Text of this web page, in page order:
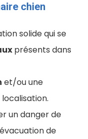
chien
solide qui se
présents dans
et/ou une
un danger de
de